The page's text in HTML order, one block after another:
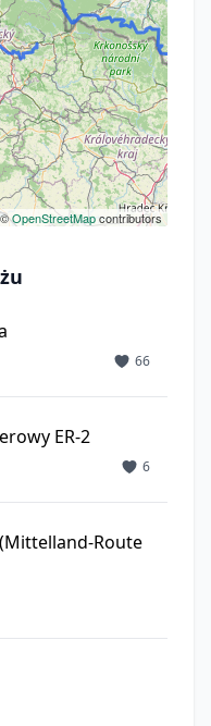
OpenStreetMapcontributors
66
ER-2
6
Route